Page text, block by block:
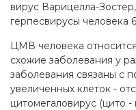
вирус Варицелла-
герпесвирусы человека
ЦМВ человека
схожие заболевания у
заболевания связаны с
увеличенных клеток -
цитомегаловирус (цито -